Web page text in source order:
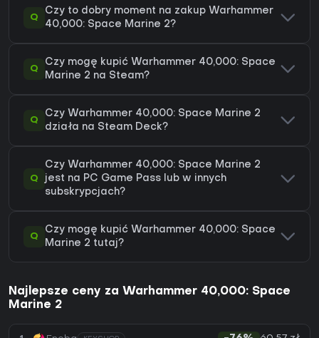
Q
Czy to dobry moment na zakup Warhammer
40,000: Space Marine 2?
Q
Czy mogę kupić Warhammer 40,000: Space
Marine 2 na Steam?
Q
Czy Warhammer 40,000: Space Marine 2
działa na Steam Deck?
Q
Czy Warhammer 40,000: Space Marine 2
jest na PC Game Pass lub w innych
subskrypcjach?
Q
Czy mogę kupić Warhammer 40,000: Space
Marine 2 tutaj?
Najlepsze ceny za Warhammer 40,000: Space
Marine 2